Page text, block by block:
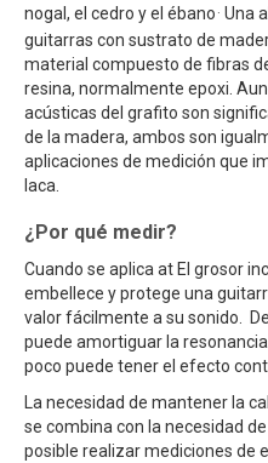
nogal, el cedro y el ébano . Una
guitarras con sustrato de
material compuesto de fibras
resina, normalmente epoxi.
acústicas del grafito son
de la madera, ambos son
aplicaciones de medición que
laca.
¿Por qué medir?
Cuando se aplica at El grosor
embellece y protege una
valor fácilmente a su sonido.
puede amortiguar la
poco puede tener el efecto
La necesidad de mantener la
se combina con la necesidad
posible realizar mediciones de